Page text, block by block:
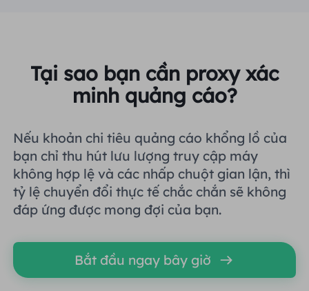
Tích hợp thêm
Português
Tại sao bạn cần proxy xác
minh quảng cáo?
Nếu khoản chi tiêu quảng cáo khổng lồ của
bạn chỉ thu hút lưu lượng truy cập máy
không hợp lệ và các nhấp chuột gian lận, thì
tỷ lệ chuyển đổi thực tế chắc chắn sẽ không
đáp ứng được mong đợi của bạn.
Bắt đầu ngay bây giờ